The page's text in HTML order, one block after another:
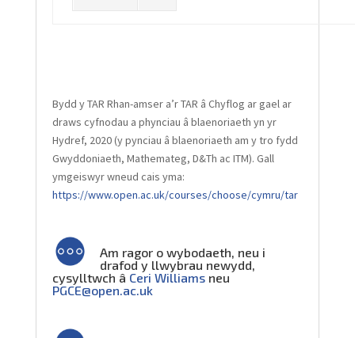
Bydd y TAR Rhan-amser a’r TAR â Chyflog ar gael ar
draws cyfnodau a phynciau â blaenoriaeth yn yr
Hydref, 2020 (y pynciau â blaenoriaeth am y tro fydd
Gwyddoniaeth, Mathemateg, D&Th ac ITM). Gall
ymgeiswyr wneud cais yma:
https://www.open.ac.uk/courses/choose/cymru/tar
Am ragor o wybodaeth, neu i
drafod y llwybrau newydd,
cysylltwch â Ceri Williamsneu
PGCE@open.ac.uk